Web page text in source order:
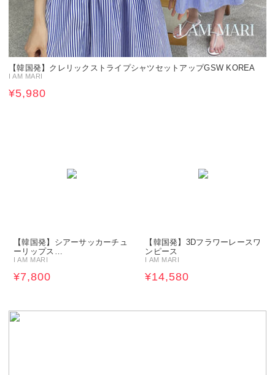
【韓国発】クレリックストライプシャツセットアップGSW KOREA
I AM MARI
¥5,980
【韓国発】シアーサッカーチュ
ーリップス…
I AM MARI
¥7,800
【韓国発】3Dフラワーレースワ
ンピース
I AM MARI
¥14,580